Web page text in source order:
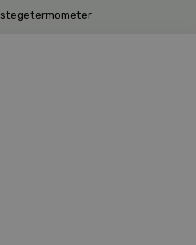
stegetermometer